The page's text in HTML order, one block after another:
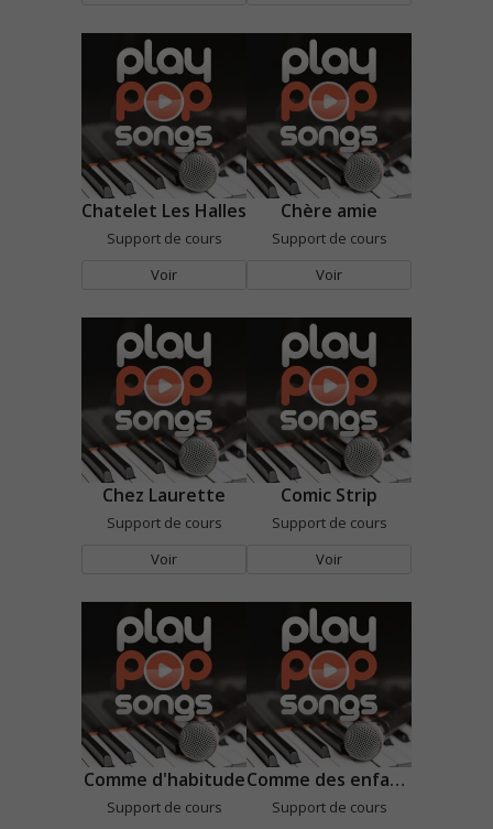
Chatelet Les Halles
Support de cours
Voir
Chère amie
Support de cours
Voir
Chez Laurette
Support de cours
Voir
Comic Strip
Support de cours
Voir
Comme d'habitude
Support de cours
Comme des enfants
Support de cours